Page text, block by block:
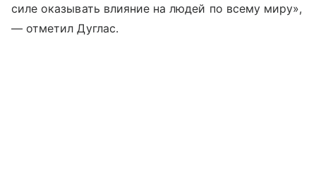
силе оказывать влияние на людей по всему миру»,
— отметил Дуглас.